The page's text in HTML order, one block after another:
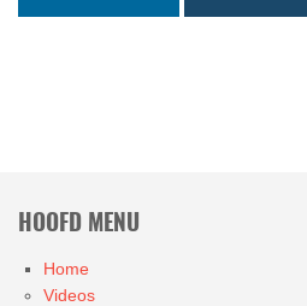
HOOFD MENU
Home
Videos